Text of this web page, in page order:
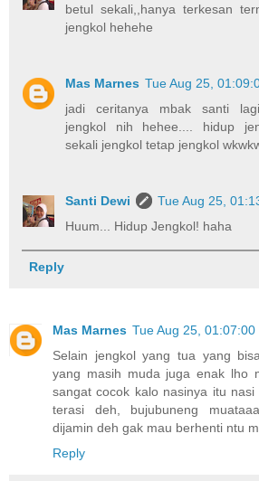
betul sekali,,hanya terkesan
jengkol hehehe
Mas Marnes Tue Aug 25,
jadi ceritanya mbak santi lagi
jengkol nih hehee.... hidup
sekali jengkol tetap jengkol
Santi Dewi
Tue Aug 25,
Huum... Hidup Jengkol! haha
Reply
Mas Marnes Tue Aug 25,
Selain jengkol yang tua yang
yang masih muda juga enak lho
sangat cocok kalo nasinya itu
terasi deh, bujubuneng
dijamin deh gak mau berhenti ntu
Reply